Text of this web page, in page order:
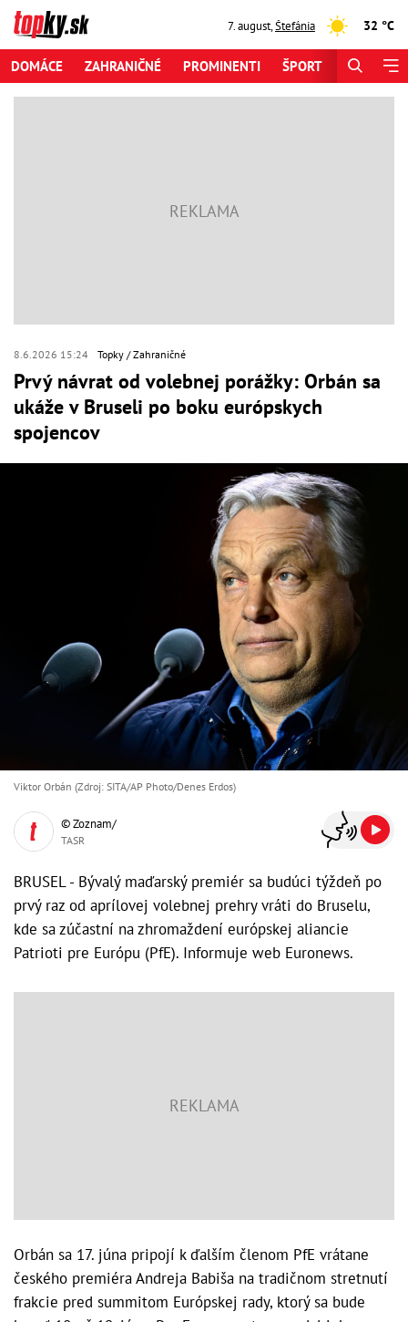
7. august,Štefánia 32 °C
DOMÁCE ZAHRANIČNÉ PROMINENTI ŠPORT
8.6.2026 15:24 Topky Zahraničné
Prvý návrat od volebnej porážky: Orbán sa
ukáže v Bruseli po boku európskych
spojencov
Viktor Orbán (Zdroj: SITA/AP Photo/Denes Erdos)
© Zoznam/
TASR
BRUSEL - Bývalý maďarský premiér sa budúci týždeň po
prvý raz od aprílovej volebnej prehry vráti do Bruselu,
kde sa zúčastní na zhromaždení európskej aliancie
Patrioti pre Európu (PfE). Informuje web Euronews.
Orbán sa 17. júna pripojí k ďalším členom PfE vrátane
českého premiéra Andreja Babiša na tradičnom stretnutí
frakcie pred summitom Európskej rady, ktorý sa bude